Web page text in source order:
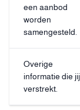
een aanbod
worden
samengesteld.
Overige
informatie die jij
verstrekt.